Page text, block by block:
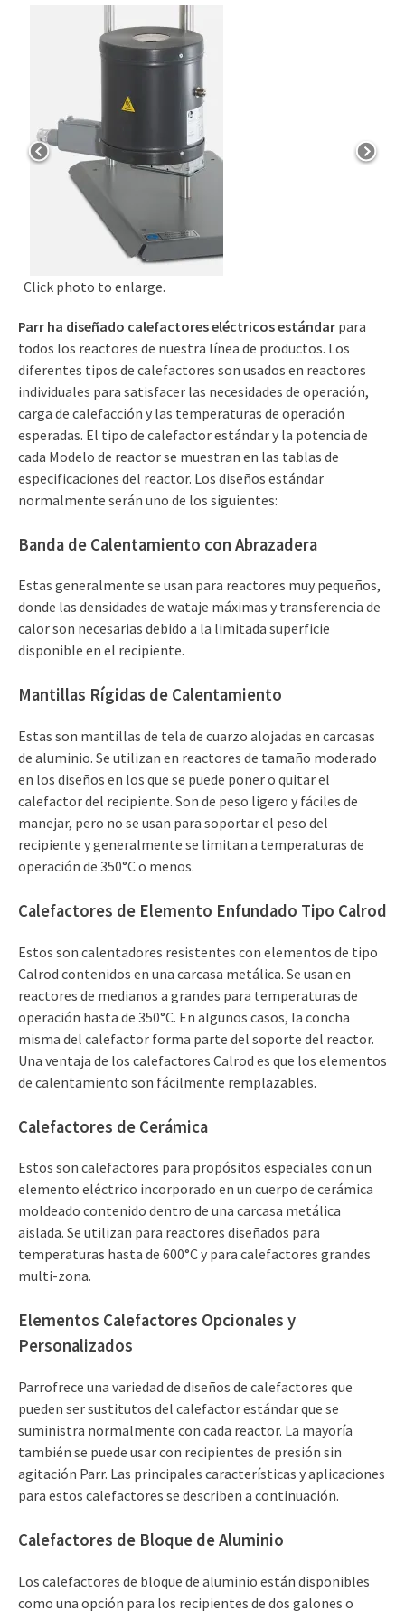
Click photo to enlarge.
Parr ha diseñado calefactores eléctricos estándar para
todos los reactores de nuestra línea de productos. Los
diferentes tipos de calefactores son usados en reactores
individuales para satisfacer las necesidades de operación,
carga de calefacción y las temperaturas de operación
esperadas. El tipo de calefactor estándar y la potencia de
cada Modelo de reactor se muestran en las tablas de
especificaciones del reactor. Los diseños estándar
normalmente serán uno de los siguientes:
Banda de Calentamiento con Abrazadera
Estas generalmente se usan para reactores muy pequeños,
donde las densidades de wataje máximas y transferencia de
calor son necesarias debido a la limitada superficie
disponible en el recipiente.
Mantillas Rígidas de Calentamiento
Estas son mantillas de tela de cuarzo alojadas en carcasas
de aluminio. Se utilizan en reactores de tamaño moderado
en los diseños en los que se puede poner o quitar el
calefactor del recipiente. Son de peso ligero y fáciles de
manejar, pero no se usan para soportar el peso del
recipiente y generalmente se limitan a temperaturas de
operación de 350°C o menos.
Calefactores de Elemento Enfundado Tipo Calrod
Estos son calentadores resistentes con elementos de tipo
Calrod contenidos en una carcasa metálica. Se usan en
reactores de medianos a grandes para temperaturas de
operación hasta de 350°C. En algunos casos, la concha
misma del calefactor forma parte del soporte del reactor.
Una ventaja de los calefactores Calrod es que los elementos
de calentamiento son fácilmente remplazables.
Calefactores de Cerámica
Estos son calefactores para propósitos especiales con un
elemento eléctrico incorporado en un cuerpo de cerámica
moldeado contenido dentro de una carcasa metálica
aislada. Se utilizan para reactores diseñados para
temperaturas hasta de 600°C y para calefactores grandes
multi-zona.
Elementos Calefactores Opcionales y
Personalizados
Parrofrece una variedad de diseños de calefactores que
pueden ser sustitutos del calefactor estándar que se
suministra normalmente con cada reactor. La mayoría
también se puede usar con recipientes de presión sin
agitación Parr. Las principales características y aplicaciones
para estos calefactores se describen a continuación.
Calefactores de Bloque de Aluminio
Los calefactores de bloque de aluminio están disponibles
como una opción para los recipientes de dos galones o